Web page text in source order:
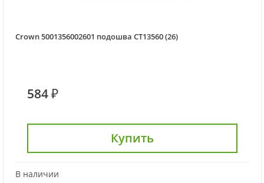
Crown 5001356002601 подошва CT13560 (26)
584 ₽
Купить
В наличии